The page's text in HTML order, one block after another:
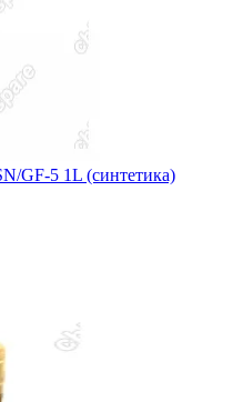
GF-5 1L (синтетика)